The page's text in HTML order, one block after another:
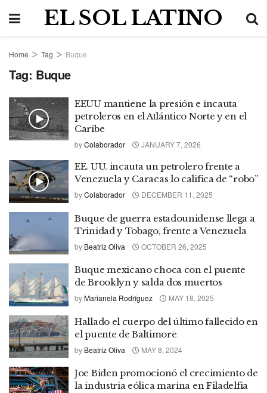
EL SOL LATINO
Home Tag Buque
Tag: Buque
EEUU mantiene la presión e incauta
petroleros en el Atlántico Norte y en el
Caribe
byColaborador JANUARY 7, 2026
EE. UU. incauta un petrolero frente a
Venezuela y Caracas lo califica de “robo”
byColaborador DECEMBER 11, 2025
Buque de guerra estadounidense llega a
Trinidad y Tobago, frente a Venezuela
by Beatriz Oliva OCTOBER 26, 2025
Buque mexicano choca con el puente
de Brooklyn y salda dos muertos
byMarianela Rodríguez MAY 18, 2025
Hallado el cuerpo del último fallecido en
el puente de Baltimore
by Beatriz Oliva MAY 8, 2024
Joe Biden promocionó el crecimiento de
la industria eólica marina en Filadelfia